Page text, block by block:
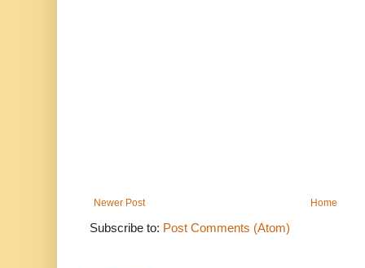
Newer Post Home
Subscribe to: Post Comments (Atom)